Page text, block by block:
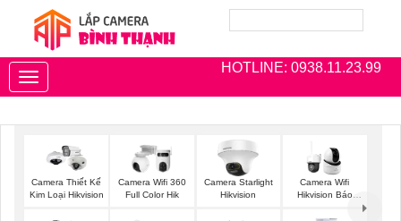
HOTLINE: 0938.11.23.99
Toggle
navigation
Camera Thiết Kế
Kim Loại Hikvision
Camera Wifi 360
Full Color Hik
Camera Starlight
Hikvision
Camera Wifi
Hikvision Báo